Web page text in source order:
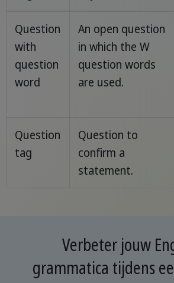
Question
with
question
word
An open question
in which the W
question words
are used.
Question
tag
Question to
confirm a
statement.
Verbeter jouw
grammatica tijdens